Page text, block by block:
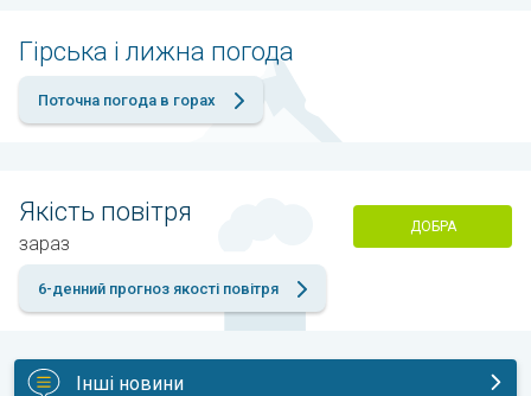
Гірська і лижна погода
Поточна погода в горах
Якість повітря
зараз
ДОБРА
6-денний прогноз якості повітря
Інші новини